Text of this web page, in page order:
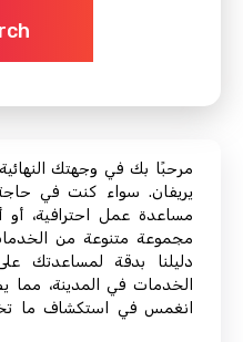
مرحبًا بك في وجهتك
يريفان. سواء كنت في
مساعدة عمل احترافية، أو
مجموعة متنوعة من
دليلنا بدقة لمساعدتك
الخدمات في المدينة، مما
انغمس في استكشاف ما